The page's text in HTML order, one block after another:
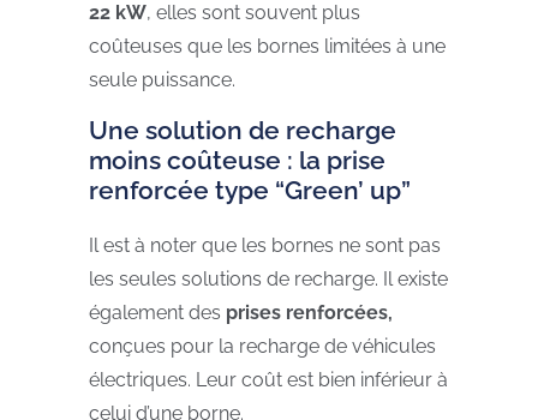
22 kW, elles sont souvent plus
coûteuses que les bornes limitées à une
seule puissance.
Une solution de recharge
moins coûteuse : la prise
renforcée type “Green’ up”
Il est à noter que les bornes ne sont pas
les seules solutions de recharge. Il existe
également des prises renforcées,
conçues pour la recharge de véhicules
électriques. Leur coût est bien inférieur à
celui d’une borne.